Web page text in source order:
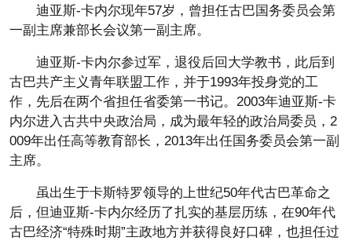
迪亚斯-卡内尔现年57岁，曾担任古巴国务委员会第
一副主席兼部长会议第一副主席。
迪亚斯-卡内尔参过军，退役后回大学教书，此后到
古巴共产主义青年联盟工作，并于1993年投身党的工
作，先后在两个省担任省委第一书记。2003年迪亚斯-卡
内尔进入古共中央政治局，成为最年轻的政治局委员，2
009年出任高等教育部长，2013年出任国务委员会第一副
主席。
虽出生于卡斯特罗领导的上世纪50年代古巴革命之
后，但迪亚斯-卡内尔经历了扎实的基层历练，在90年代
古巴经济“特殊时期”主政地方并获得良好口碑，也担任过